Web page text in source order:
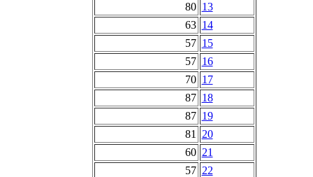
80 13
63 14
57 15
57 16
70 17
87 18
87 19
81
20
60 21
57 22